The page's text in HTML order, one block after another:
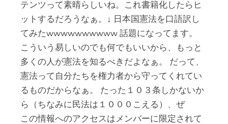
テンツって素晴らしいね。これ書籍化したらヒ
ットするだろうなぁ。↓ 日本国憲法を口語訳し
てみたwwwwwwwwww 話題になってます。
こういう易しいのでも何でもいいから、もっと
多くの人が憲法を知るべきだよなぁ。 だって、
憲法って自分たちを権力者から守ってくれてい
るものだからなぁ。 たった１０３条しかないか
ら（ちなみに民法は１０００こえる）、ぜ
この情報へのアクセスはメンバーに限定されて